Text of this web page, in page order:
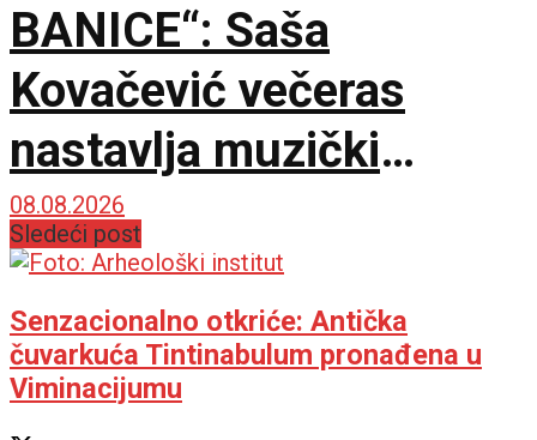
BANICE“: Saša
Kovačević večeras
nastavlja muzički
maraton u Beloj Palanci
08.08.2026
Sledeći post
Senzacionalno otkriće: Antička
čuvarkuća Tintinabulum pronađena u
Viminacijumu